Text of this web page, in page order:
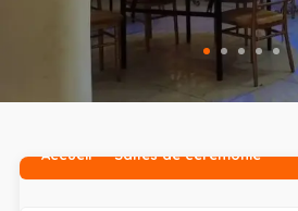
Accueil Salles de cérémonie